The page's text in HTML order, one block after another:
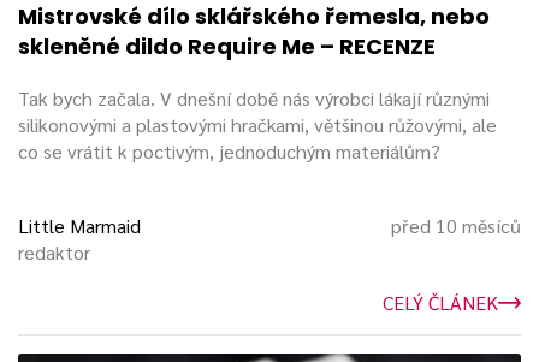
Mistrovské dílo sklářského řemesla, nebo
skleněné dildo Require Me – RECENZE
Tak bych začala. V dnešní době nás výrobci lákají různými
silikonovými a plastovými hračkami, většinou růžovými, ale
co se vrátit k poctivým, jednoduchým materiálům?
Little Marmaid
redaktor
před 10 měsíců
CELÝ ČLÁNEK